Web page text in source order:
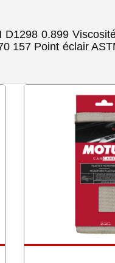
0.899
157 Point éclair